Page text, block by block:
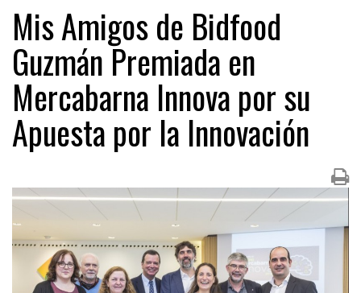
Mis Amigos de Bidfood
Guzmán Premiada en
Mercabarna Innova por su
Apuesta por la Innovación